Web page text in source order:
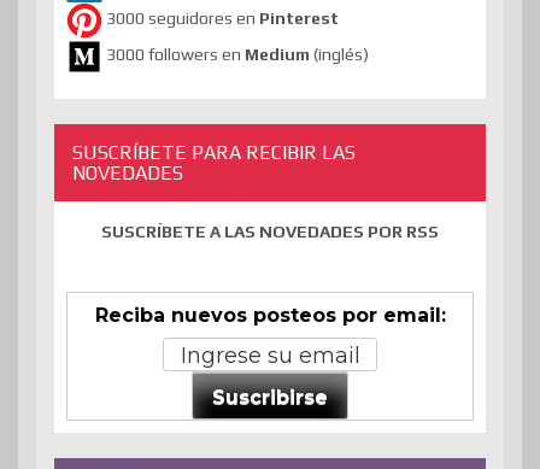
3000 seguidores en Pinterest
3000 followers en Medium (inglés)
SUSCRÍBETE PARA RECIBIR LAS
NOVEDADES
SUSCRÍBETE A LAS NOVEDADES POR RSS
Reciba nuevos posteos por email:
Suscribirse